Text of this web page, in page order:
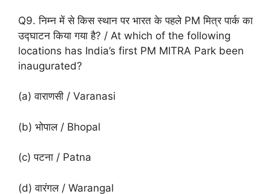
Q9. निम्न में से किस स्थान पर भारत के पहले PM मित्र पार्क का
उद्घाटन किया गया है? / At which of the following
locations has India’s first PM MITRA Park been
inaugurated?
(a) वाराणसी / Varanasi
(b) भोपाल / Bhopal
(c) पटना / Patna
(d) वारंगल / Warangal